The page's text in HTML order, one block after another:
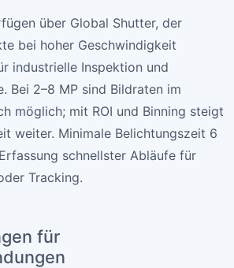
über Global Shutter, der
bei hoher Geschwindigkeit
industrielle Inspektion und
Bei 2–8 MP sind Bildraten im
möglich; mit ROI und Binning steigt
weiter. Minimale Belichtungszeit 6
schnellster Abläufe für
Tracking.
für